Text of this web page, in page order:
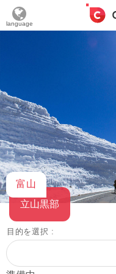
language
富山
立山黒部
目的を選択 :